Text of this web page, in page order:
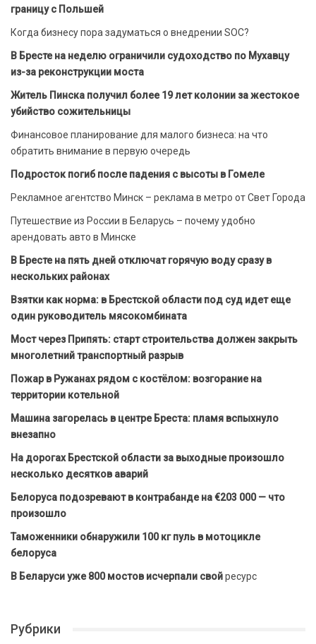
границу с Польшей
Когда бизнесу пора задуматься о внедрении SOC?
В Бресте на неделю ограничили судоходство по Мухавцу
из-за реконструкции моста
Житель Пинска получил более 19 лет колонии за жестокое
убийство сожительницы
Финансовое планирование для малого бизнеса: на что
обратить внимание в первую очередь
Подросток погиб после падения с высоты в Гомеле
Рекламное агентство Минск – реклама в метро от Свет Города
Путешествие из России в Беларусь – почему удобно
арендовать авто в Минске
В Бресте на пять дней отключат горячую воду сразу в
нескольких районах
Взятки как норма: в Брестской области под суд идет еще
один руководитель мясокомбината
Мост через Припять: старт строительства должен закрыть
многолетний транспортный разрыв
Пожар в Ружанах рядом с костёлом: возгорание на
территории котельной
Машина загорелась в центре Бреста: пламя вспыхнуло
внезапно
На дорогах Брестской области за выходные произошло
несколько десятков аварий
Белоруса подозревают в контрабанде на €203 000 — что
произошло
Таможенники обнаружили 100 кг пуль в мотоцикле
белоруса
В Беларуси уже 800 мостов исчерпали свойресурс
Рубрики